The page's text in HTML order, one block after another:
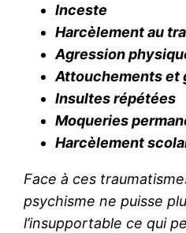
Inceste
Harcèlement au
Agression
Attouchements et
Insultes répétées
Moqueries
Harcèlement
Face à ces
psychisme ne puisse
l’insupportable ce qui